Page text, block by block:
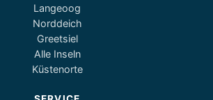
Langeoog
Norddeich
Greetsiel
Alle Inseln
Küstenorte